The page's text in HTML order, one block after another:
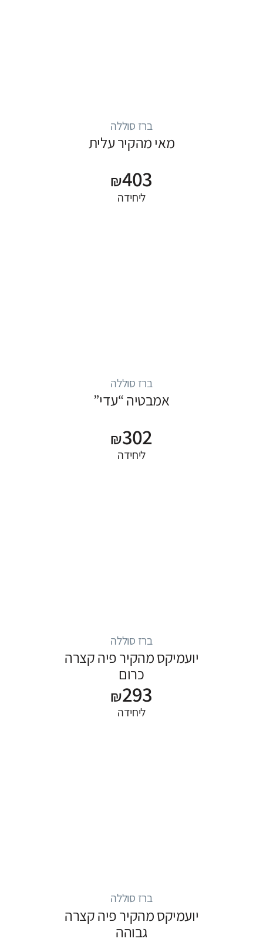
ברז סוללה
מאי מהקיר עלית
₪403
ליחידה
ברז סוללה
אמבטיה “עדי”
₪302
ליחידה
ברז סוללה
יועמיקס מהקיר פיה קצרה
כרום
₪293
ליחידה
ברז סוללה
יועמיקס מהקיר פיה קצרה
גבוהה